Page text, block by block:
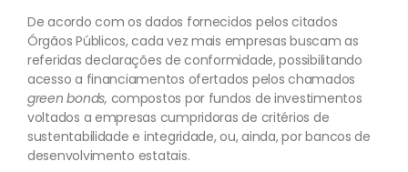
De acordo com os dados fornecidos pelos citados
Órgãos Públicos, cada vez mais empresas buscam as
referidas declarações de conformidade, possibilitando
acesso a financiamentos ofertados pelos chamados
green bonds, compostos por fundos de investimentos
voltados a empresas cumpridoras de critérios de
sustentabilidade e integridade, ou, ainda, por bancos de
desenvolvimento estatais.